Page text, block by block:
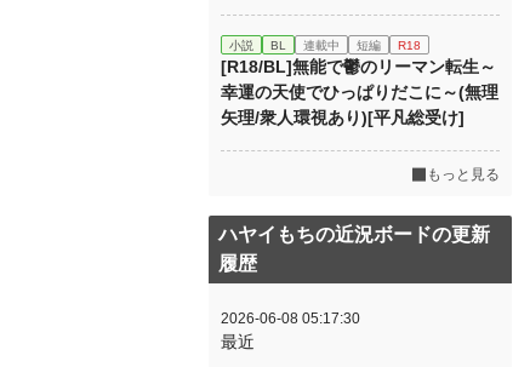
小説 BL 連載中 短編 R18
[R18/BL]無能で鬱のリーマン転生～
幸運の天使でひっぱりだこに～(無理
矢理/衆人環視あり)[平凡総受け]
もっと見る
ハヤイもちの近況ボードの更新
履歴
2026-06-08 05:17:30
最近